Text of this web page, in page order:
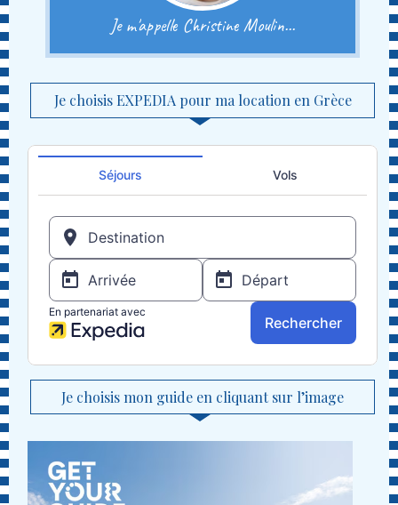
Je m'appelle Christine Moulin...
Je choisis EXPEDIA pour ma location en Grèce
Je choisis mon guide en cliquant sur l’image